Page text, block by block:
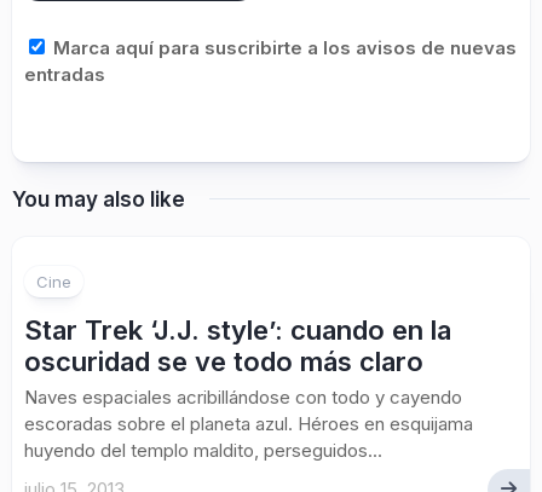
Marca aquí para suscribirte a los avisos de nuevas
entradas
You may also like
Cine
Star Trek ‘J.J. style’: cuando en la
oscuridad se ve todo más claro
Naves espaciales acribillándose con todo y cayendo
escoradas sobre el planeta azul. Héroes en esquijama
huyendo del templo maldito, perseguidos...